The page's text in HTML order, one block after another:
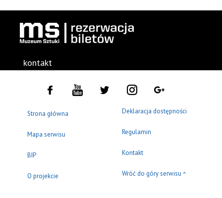
kontakt
Strona główna
Mapa serwisu
BIP
O projekcie
Deklaracja dostępności
Regulamin
Kontakt
Wróć do góry serwisu ^